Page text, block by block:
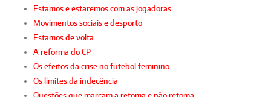
Estamos e estaremos com as jogadoras
Movimentos sociais e desporto
Estamos de volta
A reforma do CP
Os efeitos da crise no futebol feminino
Os limites da indecência